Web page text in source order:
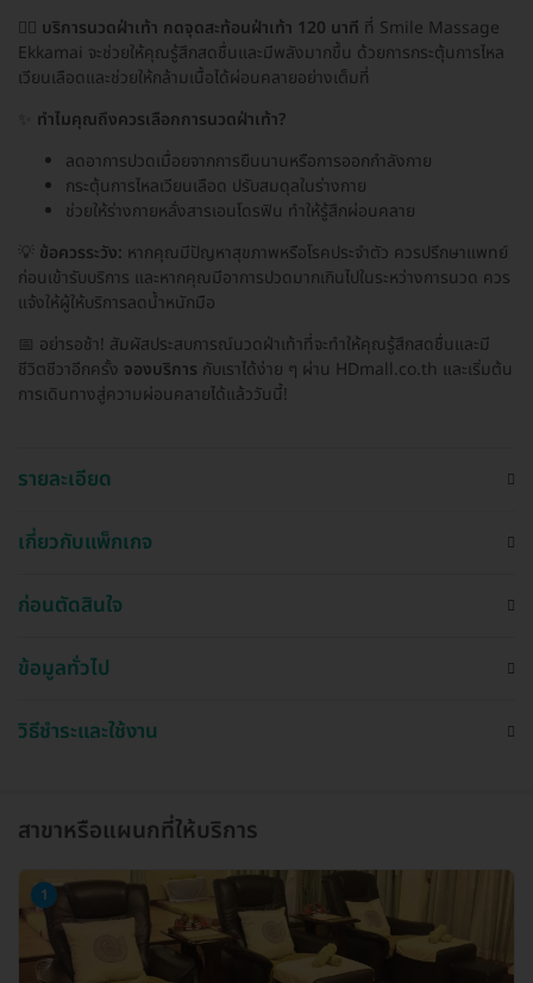
💆‍♂️ บริการนวดฝ่าเท้า กดจุดสะท้อนฝ่าเท้า 120 นาที ที่ Smile Massage
Ekkamai จะช่วยให้คุณรู้สึกสดชื่นและมีพลังมากขึ้น ด้วยการกระตุ้นการไหล
เวียนเลือดและช่วยให้กล้ามเนื้อได้ผ่อนคลายอย่างเต็มที่
ทำไมคุณถึงควรเลือกการนวดฝ่าเท้า?
ลดอาการปวดเมื่อยจากการยืนนานหรือการออกกำลังกาย
กระตุ้นการไหลเวียนเลือด ปรับสมดุลในร่างกาย
ช่วยให้ร่างกายหลั่งสารเอนโดรฟิน ทำให้รู้สึกผ่อนคลาย
💡 ข้อควรระวัง: หากคุณมีปัญหาสุขภาพหรือโรคประจำตัว ควรปรึกษาแพทย์
ก่อนเข้ารับบริการ และหากคุณมีอาการปวดมากเกินไปในระหว่างการนวด ควร
แจ้งให้ผู้ให้บริการลดน้ำหนักมือ
📅 อย่ารอช้า! สัมผัสประสบการณ์นวดฝ่าเท้าที่จะทำให้คุณรู้สึกสดชื่นและมี
ชีวิตชีวาอีกครั้ง จองบริการ กับเราได้ง่าย ๆ ผ่าน HDmall.co.th และเริ่มต้น
การเดินทางสู่ความผ่อนคลายได้แล้ววันนี้!
รายละเอียด
เกี่ยวกับแพ็กเกจ
ก่อนตัดสินใจ
ข้อมูลทั่วไป
วิธีชำระและใช้งาน
สาขาหรือแผนกที่ให้บริการ
1